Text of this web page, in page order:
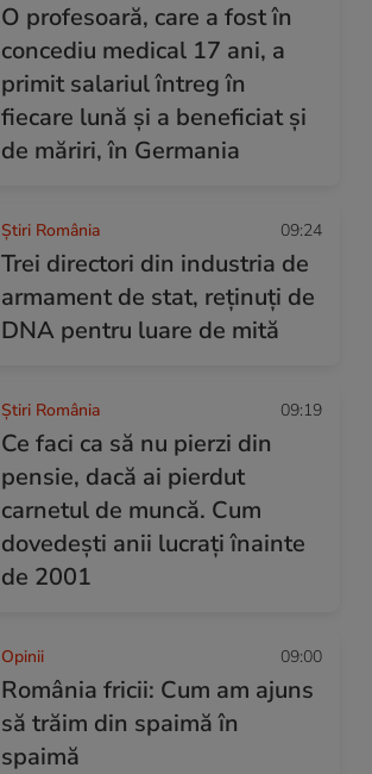
O profesoară, care a fost în
concediu medical 17 ani, a
primit salariul întreg în
fiecare lună și a beneficiat și
de măriri, în Germania
Știri România 09:24
Trei directori din industria de
armament de stat, reținuți de
DNA pentru luare de mită
Știri România 09:19
Ce faci ca să nu pierzi din
pensie, dacă ai pierdut
carnetul de muncă. Cum
dovedești anii lucrați înainte
de 2001
Opinii 09:00
România fricii: Cum am ajuns
să trăim din spaimă în
spaimă